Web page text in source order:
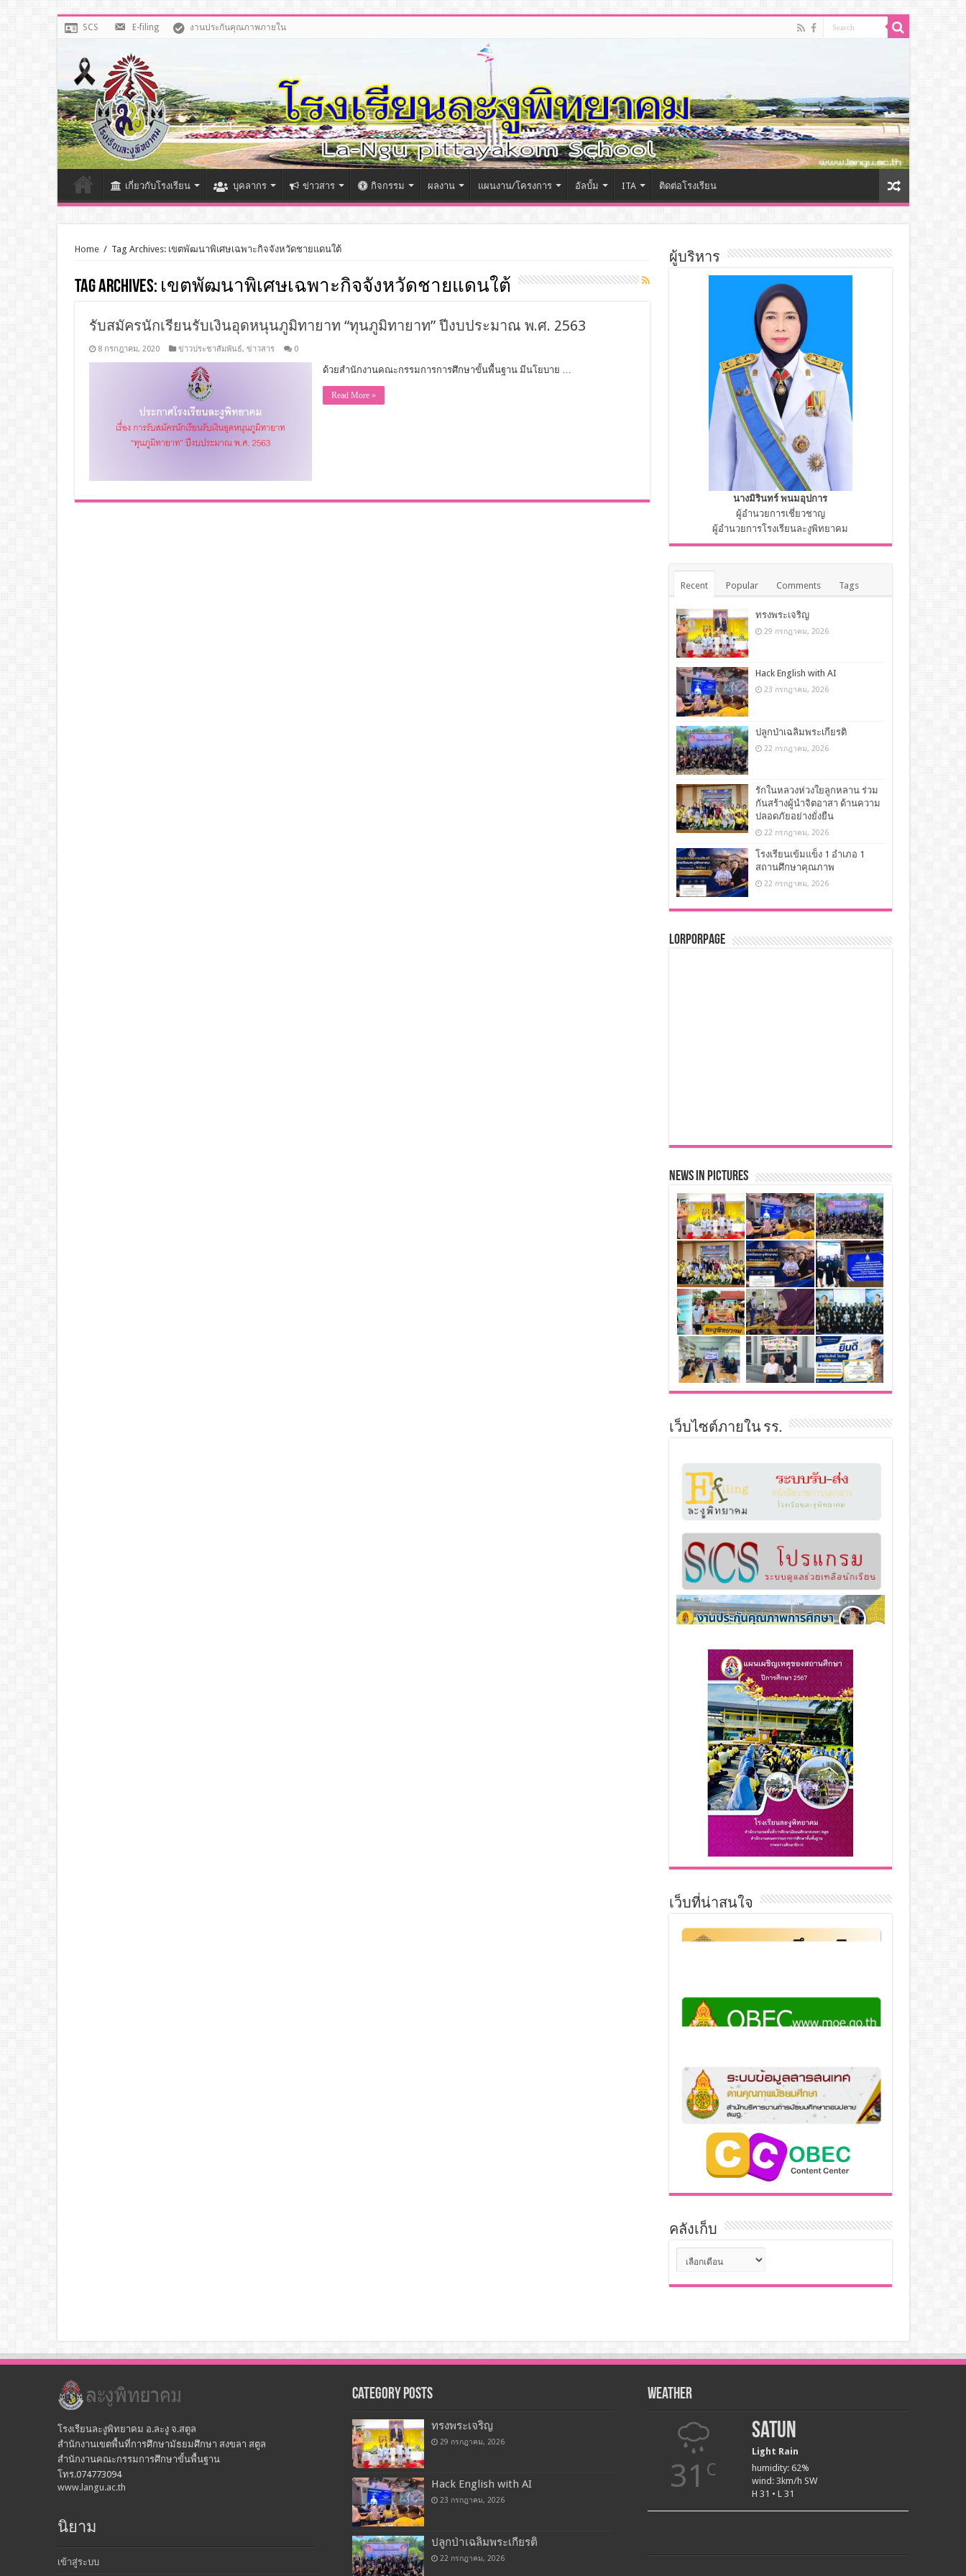
SCS E-filing งานประกันคุณภาพภายใน
เกี่ยวกับโรงเรียน บุคลากร ข่าวสาร กิจกรรม ผลงาน แผนงาน/โครงการ อัลบั้ม ITA ติดต่อโรงเรียน
Home / Tag Archives: เขตพัฒนาพิเศษเฉพาะกิจจังหวัดชายแดนใต้
Tag Archives: เขตพัฒนาพิเศษเฉพาะกิจจังหวัดชายแดนใต้
รับสมัครนักเรียนรับเงินอุดหนุนภูมิทายาท “ทุนภูมิทายาท” ปีงบประมาณ พ.ศ. 2563
8 กรกฎาคม, 2020 ข่าวประชาสัมพันธ์, ข่าวสาร 0
ด้วยสำนักงานคณะกรรมการการศึกษาขั้นพื้นฐาน มีนโยบาย …
Read More »
ผู้บริหาร
นางมิรินทร์ พนมอุปการ
ผู้อำนวยการเชี่ยวชาญ
ผู้อำนวยการโรงเรียนละงูพิทยาคม
Recent Popular Comments Tags
ทรงพระเจริญ
29 กรกฎาคม, 2026
Hack English with AI
23 กรกฎาคม, 2026
ปลูกป่าเฉลิมพระเกียรติ
22 กรกฎาคม, 2026
รักในหลวงห่วงใยลูกหลาน ร่วม
กันสร้างผู้นำจิตอาสา ด้านความ
ปลอดภัยอย่างยั่งยืน
22 กรกฎาคม, 2026
โรงเรียนเข้มแข็ง 1 อำเภอ 1
สถานศึกษาคุณภาพ
22 กรกฎาคม, 2026
LorPorPage
News in Pictures
เว็บไซต์ภายใน รร.
เว็บที่น่าสนใจ
คลังเก็บ
เก็บ
โรงเรียนละงูพิทยาคม อ.ละงู จ.สตูล
สำนักงานเขตพื้นที่การศึกษามัธยมศึกษา สงขลา สตูล
สำนักงานคณะกรรมการศึกษาขั้นพื้นฐาน
โทร.074773094
www.langu.ac.th
นิยาม
เข้าสู่ระบบ
Category Posts
ทรงพระเจริญ
29 กรกฎาคม, 2026
Hack English with AI
23 กรกฎาคม, 2026
ปลูกป่าเฉลิมพระเกียรติ
22 กรกฎาคม, 2026
Weather
31 C
Satun
Light Rain
humidity: 62%
wind: 3km/h SW
H 31 • L 31